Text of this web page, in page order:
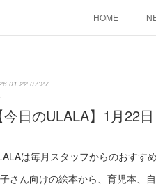
HOME
07:27
今日のULALA】1月22日
は毎月スタッフからのおすす
さん向けの絵本から、育児本、